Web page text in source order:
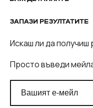
ЗАПАЗИ РЕЗУЛТАТИТЕ
Искаш ли да получиш
Просто въведи